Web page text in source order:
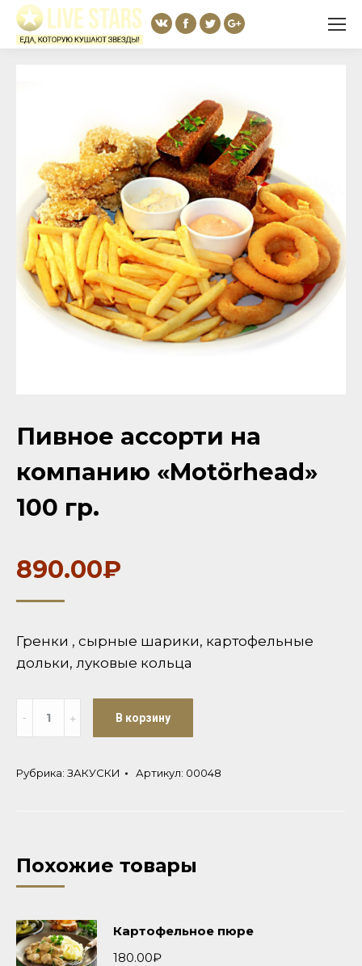
Вконтакте
Facebook
TwitterGoogle+
Пивное ассорти на
компанию «Motörhead»
100 гр.
890.00₽
Гренки , сырные шарики, картофельные
дольки, луковые кольца
В корзину
Рубрика: ЗАКУСКИ Артикул: 00048
Похожие товары
Картофельное пюре
180.00₽